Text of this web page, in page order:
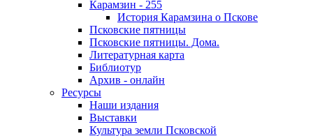
Карамзин - 255
История Карамзина о Пскове
Псковские пятницы
Псковские пятницы. Дома.
Литературная карта
Библиотур
Архив - онлайн
Ресурсы
Наши издания
Выставки
Культура земли Псковской